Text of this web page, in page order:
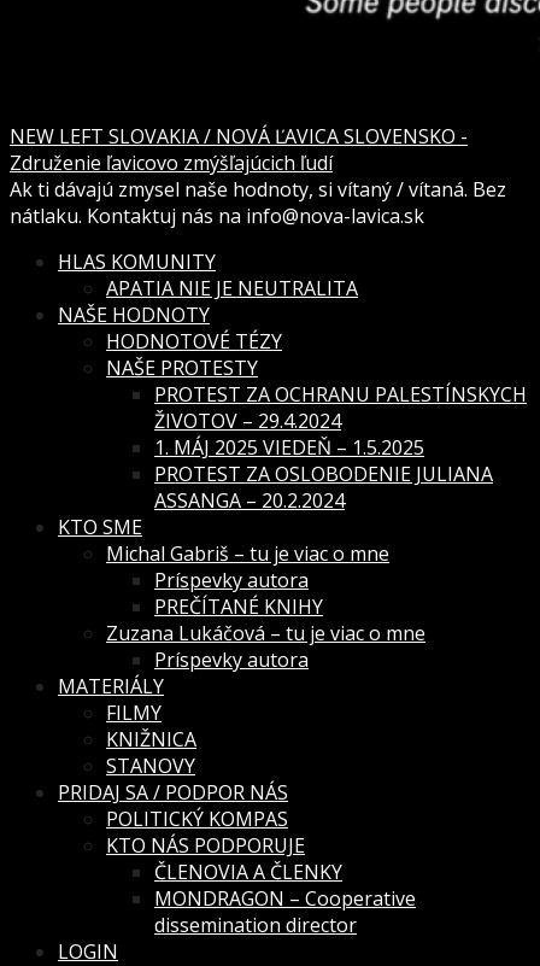
NEW LEFT SLOVAKIA / NOVÁ ĽAVICA SLOVENSKO -
Združenie ľavicovo zmýšľajúcich ľudí
Ak ti dávajú zmysel naše hodnoty, si vítaný / vítaná. Bez
nátlaku. Kontaktuj nás na info@nova-lavica.sk
HLAS KOMUNITY
APATIA NIE JE NEUTRALITA
NAŠE HODNOTY
HODNOTOVÉ TÉZY
NAŠE PROTESTY
PROTEST ZA OCHRANU PALESTÍNSKYCH
ŽIVOTOV – 29.4.2024
1. MÁJ 2025 VIEDEŇ – 1.5.2025
PROTEST ZA OSLOBODENIE JULIANA
ASSANGA – 20.2.2024
KTO SME
Michal Gabriš – tu je viac o mne
Príspevky autora
PREČÍTANÉ KNIHY
Zuzana Lukáčová – tu je viac o mne
Príspevky autora
MATERIÁLY
FILMY
KNIŽNICA
STANOVY
PRIDAJ SA / PODPOR NÁS
POLITICKÝ KOMPAS
KTO NÁS PODPORUJE
ČLENOVIA A ČLENKY
MONDRAGON – Cooperative
dissemination director
LOGIN